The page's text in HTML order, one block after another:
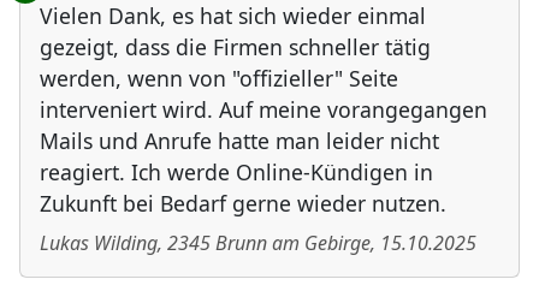
Vielen Dank, es hat sich wieder einmal
gezeigt, dass die Firmen schneller tätig
werden, wenn von "offizieller" Seite
interveniert wird. Auf meine vorangegangen
Mails und Anrufe hatte man leider nicht
reagiert. Ich werde Online-Kündigen in
Zukunft bei Bedarf gerne wieder nutzen.
Lukas Wilding, 2345Brunn am Gebirge, 15.10.2025